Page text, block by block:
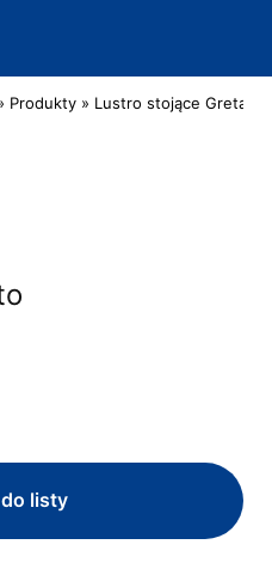
Produkty » Lustro stojące Greta
listy